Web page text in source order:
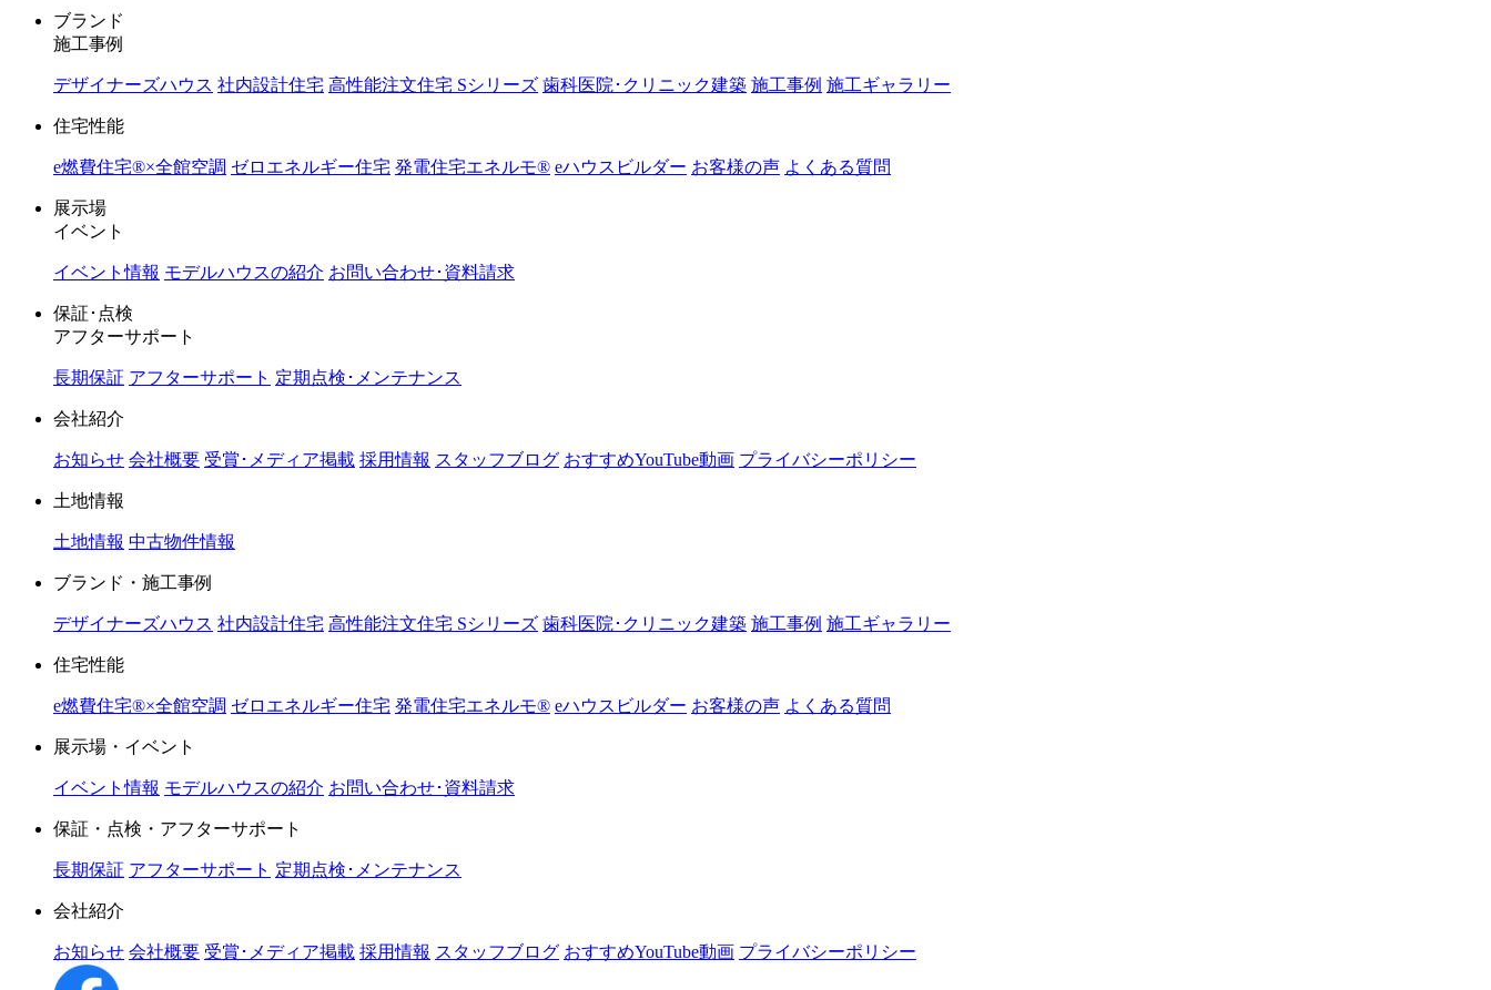
ブランド
施工事例
デザイナーズハウス 社内設計住宅 高性能注文住宅 Sシリーズ 歯科医院･クリニック建築 施工事例 施工ギャラリー
住宅性能
e燃費住宅®︎×全館空調 ゼロエネルギー住宅 発電住宅エネルモ®︎ eハウスビルダー お客様の声 よくある質問
展示場
イベント
イベント情報 モデルハウスの紹介 お問い合わせ･資料請求
保証･点検
アフターサポート
長期保証 アフターサポート 定期点検･メンテナンス
会社紹介
お知らせ 会社概要 受賞･メディア掲載 採用情報 スタッフブログ おすすめYouTube動画 プライバシーポリシー
土地情報
土地情報 中古物件情報
ブランド・施工事例
デザイナーズハウス 社内設計住宅 高性能注文住宅 Sシリーズ 歯科医院･クリニック建築 施工事例 施工ギャラリー
住宅性能
e燃費住宅®︎×全館空調 ゼロエネルギー住宅 発電住宅エネルモ®︎ eハウスビルダー お客様の声 よくある質問
展示場・イベント
イベント情報 モデルハウスの紹介 お問い合わせ･資料請求
保証・点検・アフターサポート
長期保証 アフターサポート 定期点検･メンテナンス
会社紹介
お知らせ 会社概要 受賞･メディア掲載 採用情報 スタッフブログ おすすめYouTube動画 プライバシーポリシー